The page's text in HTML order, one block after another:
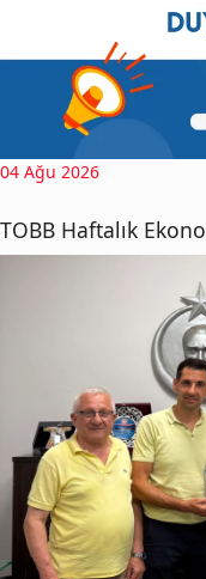
04 Ağu 2026
TOBB Haftalık